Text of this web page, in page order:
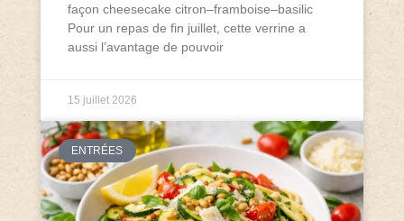
façon cheesecake citron–framboise–basilic
Pour un repas de fin juillet, cette verrine a
aussi l’avantage de pouvoir
15 juillet 2026
ENTRÉES